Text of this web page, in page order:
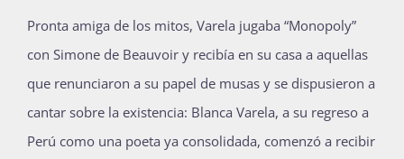
Pronta amiga de los mitos, Varela jugaba “Monopoly”
con Simone de Beauvoir y recibía en su casa a aquellas
que renunciaron a su papel de musas y se dispusieron a
cantar sobre la existencia: Blanca Varela, a su regreso a
Perú como una poeta ya consolidada, comenzó a recibir